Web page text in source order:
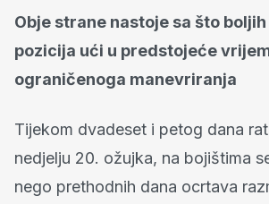
Obje strane nastoje sa što
pozicija ući u predstojeće
ograničenoga manevriranja
Tijekom dvadeset i petog dana
nedjelju 20. ožujka, na bojištima
nego prethodnih dana ocrtava